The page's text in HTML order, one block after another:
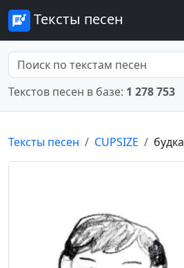
Тексты песен
Текстов песен в базе: 1 278 753
Тексты песен CUPSIZE будка